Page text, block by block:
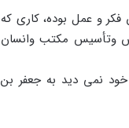
فکر و عمل بوده، کاری که
وتأسیس مکتب وانسان
نمی دید به جعفر بن